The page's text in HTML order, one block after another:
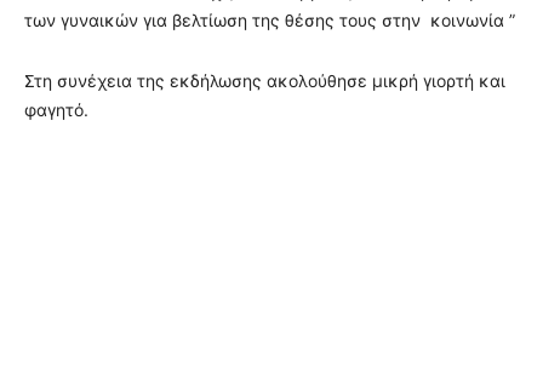
των γυναικών για βελτίωση της θέσης τους στην κοινωνία ”
Στη συνέχεια της εκδήλωσης ακολούθησε μικρή γιορτή και
φαγητό.